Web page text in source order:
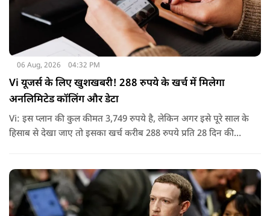
06 Aug, 2026 04:32 PM
Vi यूजर्स के लिए खुशखबरी! 288 रुपये के खर्च में मिलेगा
अनलिमिटेड कॉलिंग और डेटा
Vi: इस प्लान की कुल कीमत 3,749 रुपये है, लेकिन अगर इसे पूरे साल के
हिसाब से देखा जाए तो इसका खर्च करीब 288 रुपये प्रति 28 दिन की